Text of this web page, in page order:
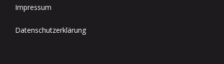
Impressum
Datenschutzerklärung